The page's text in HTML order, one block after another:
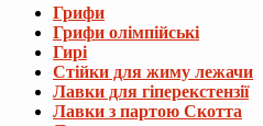
Грифи
Грифи олімпійські
Гирі
Стійки для жиму лежачи
Лавки для гіперекстензії
Лавки з партою Скотта